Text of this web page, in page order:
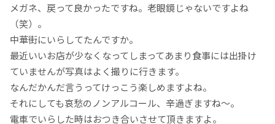
メガネ、戻って良かったですね。老眼鏡じゃないですよね
（笑）。
中華街にいらしてたんですか。
最近いいお店が少なくなってしまってあまり食事には出掛け
ていませんが写真はよく撮りに行きます。
なんだかんだ言うってけっこう楽しめますよね。
それにしても哀愁のノンアルコール、辛過ぎますね〜。
電車でいらした時はおつき合いさせて頂きますよ。